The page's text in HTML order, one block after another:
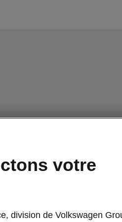
votre
division de Volkswagen